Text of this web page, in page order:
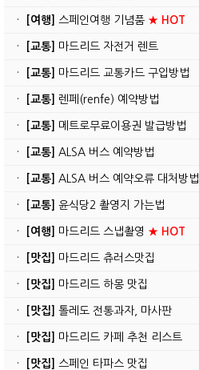
· [여행] 스페인여행 기념품 ★ HOT
· [교통] 마드리드 자전거 렌트
· [교통] 마드리드 교통카드 구입방법
· [교통] 렌페(renfe) 예약방법
· [교통] 메트로무료이용권 발급방법
· [교통] ALSA 버스 예약방법
· [교통] ALSA 버스 예약오류 대처방법
· [교통] 윤식당2 촬영지 가는법
· [여행] 마드리드 스냅촬영 ★ HOT
· [맛집] 마드리드 츄러스맛집
· [맛집] 마드리드 하몽 맛집
· [맛집] 톨레도 전통과자, 마사판
· [맛집] 마드리드 카페 추천 리스트
· [맛집] 스페인 타파스 맛집